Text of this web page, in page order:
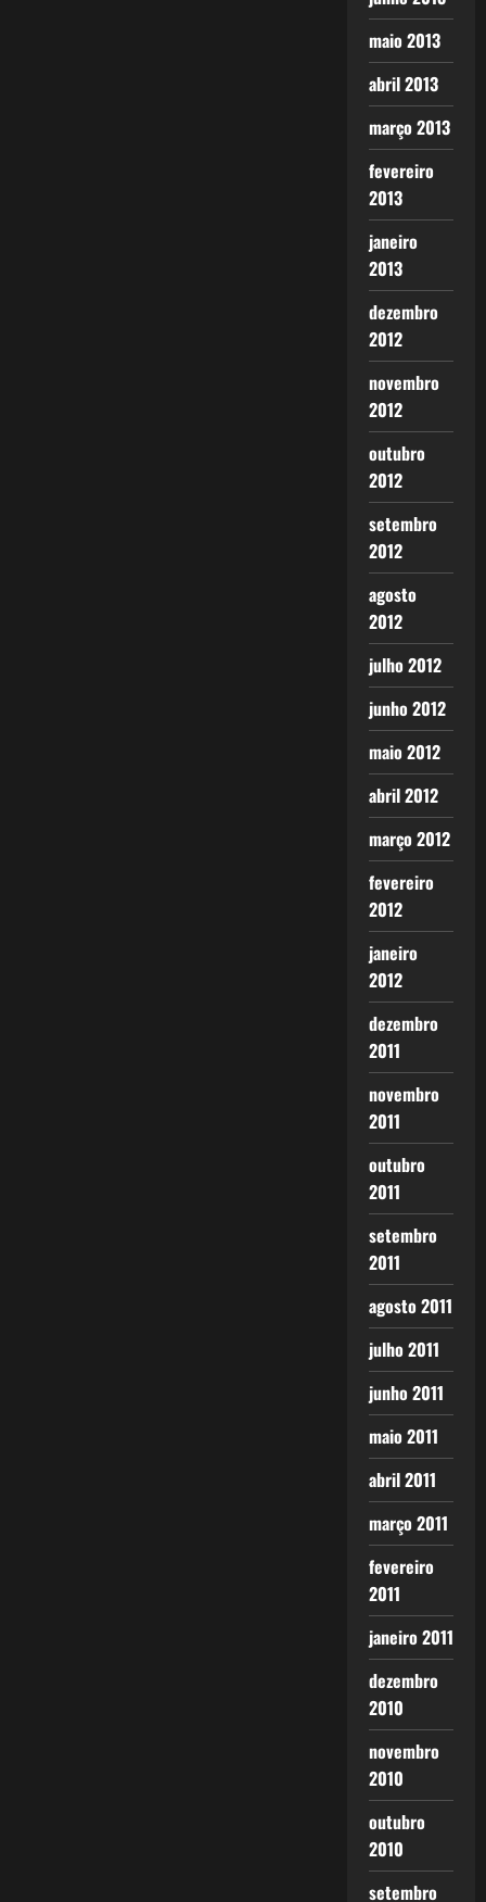
maio 2013
abril 2013
março 2013
fevereiro
2013
janeiro
2013
dezembro
2012
novembro
2012
outubro
2012
setembro
2012
agosto
2012
julho 2012
junho 2012
maio 2012
abril 2012
março 2012
fevereiro
2012
janeiro
2012
dezembro
2011
novembro
2011
outubro
2011
setembro
2011
agosto 2011
julho 2011
junho 2011
maio 2011
abril 2011
março 2011
fevereiro
2011
janeiro 2011
dezembro
2010
novembro
2010
outubro
2010
setembro